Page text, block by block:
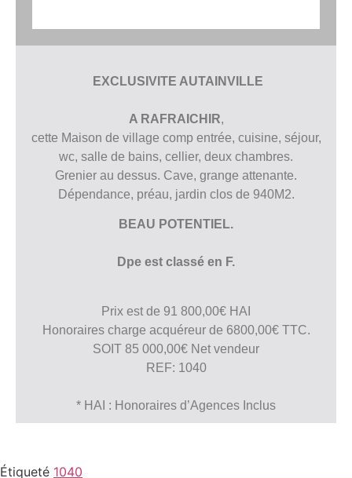
EXCLUSIVITE AUTAINVILLE
A RAFRAICHIR,
cette Maison de village comp entrée, cuisine, séjour,
wc, salle de bains, cellier, deux chambres.
Grenier au dessus. Cave, grange attenante.
Dépendance, préau, jardin clos de 940M2.
BEAU POTENTIEL.
Dpe est classé en F.
Prix est de 91 800,00€ HAI
Honoraires charge acquéreur de 6800,00€ TTC.
SOIT 85 000,00€ Net vendeur
REF: 1040
* HAI : Honoraires d’Agences Inclus
Étiqueté 1040